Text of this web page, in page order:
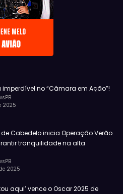
imperdível no “Câmara em Ação”!
2025
de Cabedelo inicia Operação Verão
tranquilidade na alta
2025
aqui’ vence o Oscar 2025 de